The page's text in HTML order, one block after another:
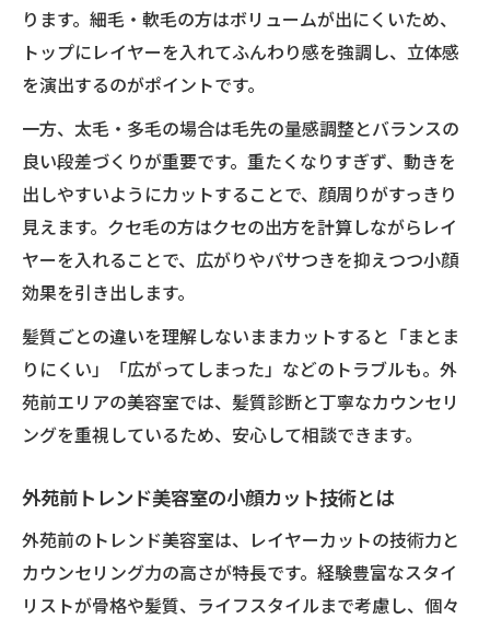
ります。細毛・軟毛の方はボリュームが出にくいため、
トップにレイヤーを入れてふんわり感を強調し、立体感
を演出するのがポイントです。
一方、太毛・多毛の場合は毛先の量感調整とバランスの
良い段差づくりが重要です。重たくなりすぎず、動きを
出しやすいようにカットすることで、顔周りがすっきり
見えます。クセ毛の方はクセの出方を計算しながらレイ
ヤーを入れることで、広がりやパサつきを抑えつつ小顔
効果を引き出します。
髪質ごとの違いを理解しないままカットすると「まとま
りにくい」「広がってしまった」などのトラブルも。外
苑前エリアの美容室では、髪質診断と丁寧なカウンセリ
ングを重視しているため、安心して相談できます。
外苑前トレンド美容室の小顔カット技術とは
外苑前のトレンド美容室は、レイヤーカットの技術力と
カウンセリング力の高さが特長です。経験豊富なスタイ
リストが骨格や髪質、ライフスタイルまで考慮し、個々